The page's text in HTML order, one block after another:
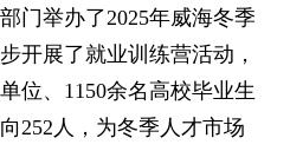
门举办了2025年威海冬季
开展了就业训练营活动，
位、1150余名高校毕业生
252人，为冬季人才市场